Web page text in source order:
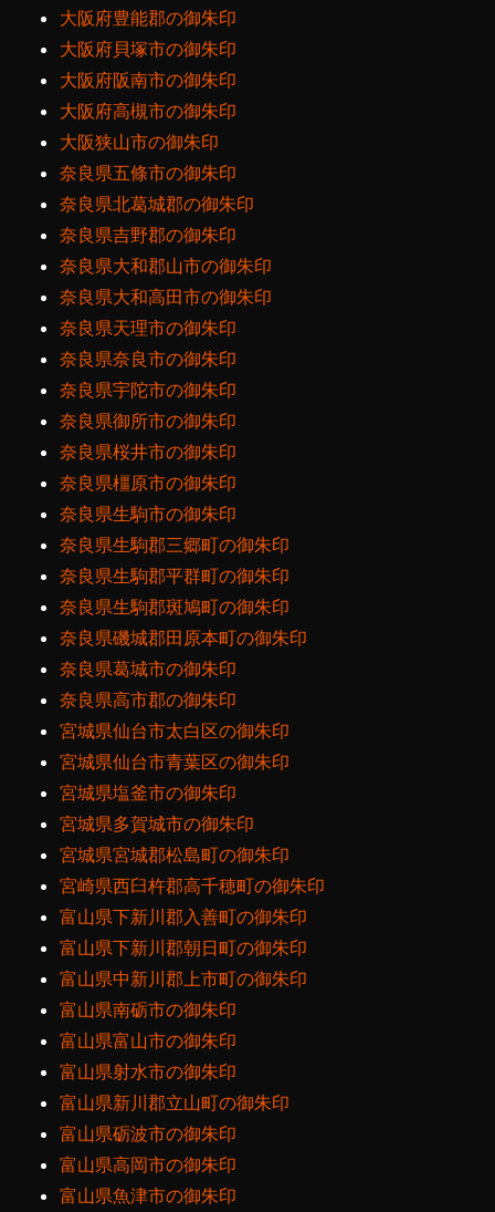
大阪府豊能郡の御朱印
大阪府貝塚市の御朱印
大阪府阪南市の御朱印
大阪府高槻市の御朱印
大阪狭山市の御朱印
奈良県五條市の御朱印
奈良県北葛城郡の御朱印
奈良県吉野郡の御朱印
奈良県大和郡山市の御朱印
奈良県大和高田市の御朱印
奈良県天理市の御朱印
奈良県奈良市の御朱印
奈良県宇陀市の御朱印
奈良県御所市の御朱印
奈良県桜井市の御朱印
奈良県橿原市の御朱印
奈良県生駒市の御朱印
奈良県生駒郡三郷町の御朱印
奈良県生駒郡平群町の御朱印
奈良県生駒郡斑鳩町の御朱印
奈良県磯城郡田原本町の御朱印
奈良県葛城市の御朱印
奈良県高市郡の御朱印
宮城県仙台市太白区の御朱印
宮城県仙台市青葉区の御朱印
宮城県塩釜市の御朱印
宮城県多賀城市の御朱印
宮城県宮城郡松島町の御朱印
宮崎県西臼杵郡高千穂町の御朱印
富山県下新川郡入善町の御朱印
富山県下新川郡朝日町の御朱印
富山県中新川郡上市町の御朱印
富山県南砺市の御朱印
富山県富山市の御朱印
富山県射水市の御朱印
富山県新川郡立山町の御朱印
富山県砺波市の御朱印
富山県高岡市の御朱印
富山県魚津市の御朱印